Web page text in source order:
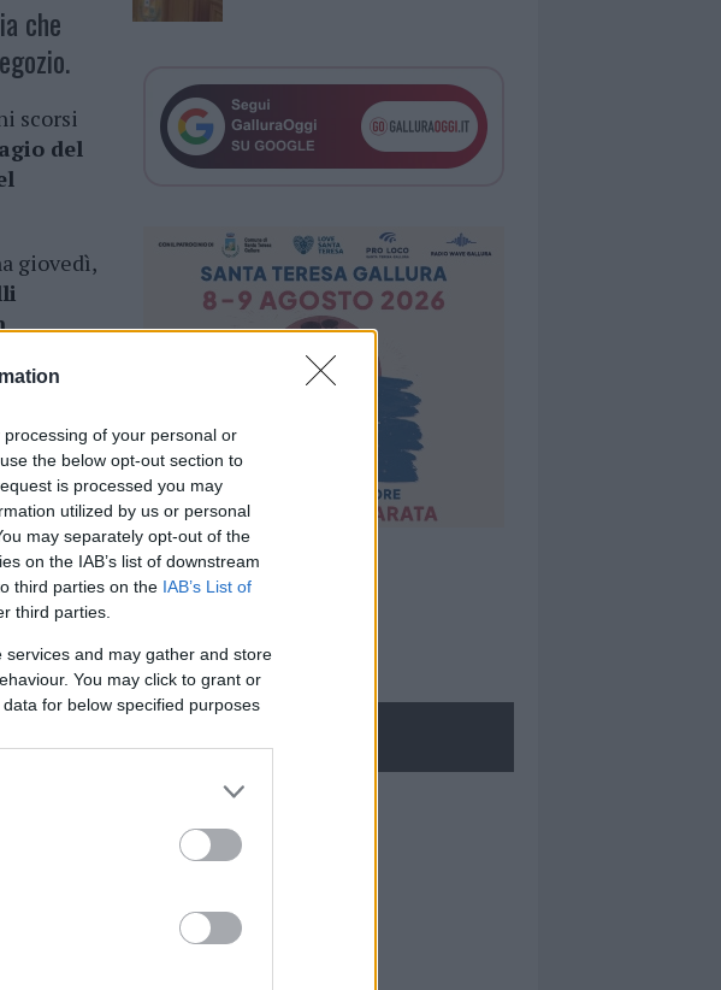
of your personal or
the below opt-out section to
is processed you may
utilized by us or personal
may separately opt-out of the
on the IAB’s list of downstream
third parties on the IAB’s List of
third parties.
and may gather and store
You may click to grant or
for below specified purposes
che
scorsi
del
giovedì,
e
poi
Paolo Pinna